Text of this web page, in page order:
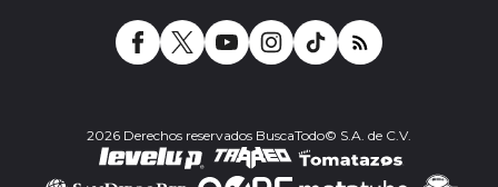
2026 Derechos reservados BuscaTodo© S.A. de C.V.